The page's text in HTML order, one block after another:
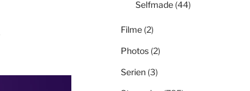
Selfmade (44)
Filme (2)
Photos (2)
Serien (3)